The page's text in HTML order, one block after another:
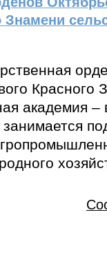
Знамени
Красного
академия